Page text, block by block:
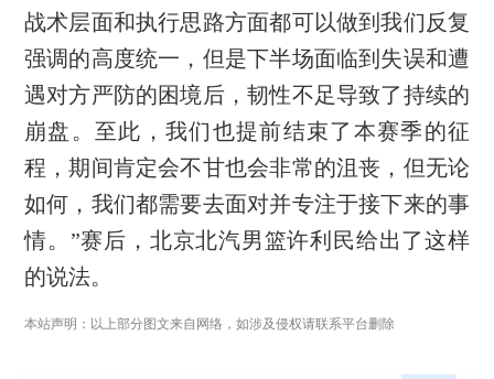
战术层面和执行思路方面都可以做到我们反复
强调的高度统一，但是下半场面临到失误和遭
遇对方严防的困境后，韧性不足导致了持续的
崩盘。至此，我们也提前结束了本赛季的征
程，期间肯定会不甘也会非常的沮丧，但无论
如何，我们都需要去面对并专注于接下来的事
情。”赛后，北京北汽男篮许利民给出了这样
的说法。
本站声明：以上部分图文来自网络，如涉及侵权请联系平台删除